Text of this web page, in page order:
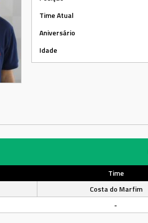
Time Atual
Aniversário
Idade
Time
Costa do Marfim
-